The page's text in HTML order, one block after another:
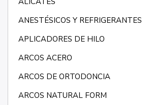
ANESTÉSICOS Y REFRIGERANTES
APLICADORES DE HILO
ARCOS ACERO
ARCOS DE ORTODONCIA
ARCOS NATURAL FORM